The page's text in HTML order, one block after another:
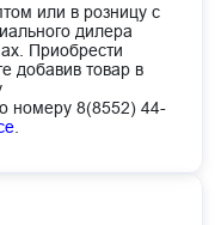
или в розницу с
дилера
Приобрести
добавив товар в
номеру 8(8552) 44-